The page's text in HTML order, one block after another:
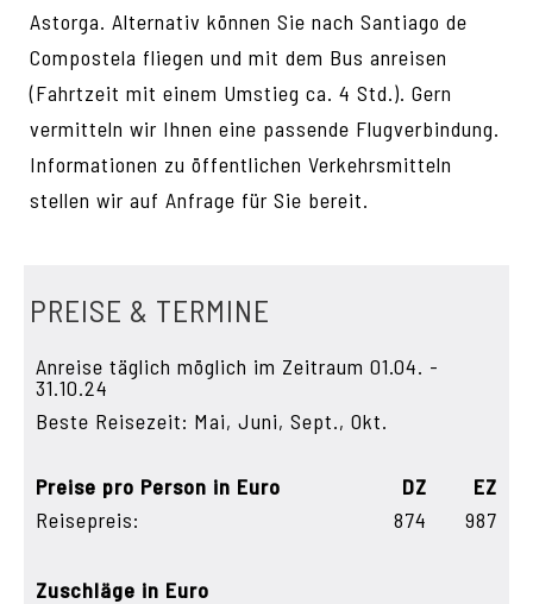
Astorga. Alternativ können Sie nach Santiago de
Compostela fliegen und mit dem Bus anreisen
(Fahrtzeit mit einem Umstieg ca. 4 Std.). Gern
vermitteln wir Ihnen eine passende Flugverbindung.
Informationen zu öffentlichen Verkehrsmitteln
stellen wir auf Anfrage für Sie bereit.
PREISE & TERMINE
Anreise täglich möglich im Zeitraum 01.04. -
31.10.24
Beste Reisezeit: Mai, Juni, Sept., Okt.
Preise pro Person in Euro DZ
EZ
Reisepreis:
874 987
Zuschläge in Euro